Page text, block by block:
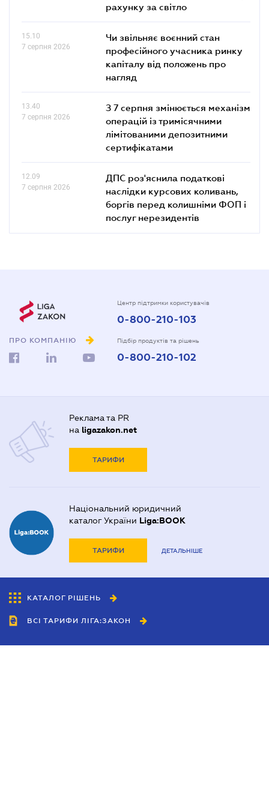
рахунку за світло
15.10
7 серпня 2026
Чи звільняє воєнний стан
професійного учасника ринку
капіталу від положень про
нагляд
13.40
7 серпня 2026
З 7 серпня змінюється механізм
операцій із тримісячними
лімітованими депозитними
сертифікатами
12.09
7 серпня 2026
ДПС роз'яснила податкові
наслідки курсових коливань,
боргів перед колишніми ФОП і
послуг нерезидентів
ПРО КОМПАНІЮ
Центр підтримки користувачів
0-800-210-103
Підбір продуктів та рішень
0-800-210-102
Реклама та PR
на ligazakon.net
ТАРИФИ
Національний юридичний
каталог України Liga:BOOK
ТАРИФИ ДЕТАЛЬНІШЕ
КАТАЛОГ РІШЕНЬ
ВСІ ТАРИФИ ЛІГА:ЗАКОН